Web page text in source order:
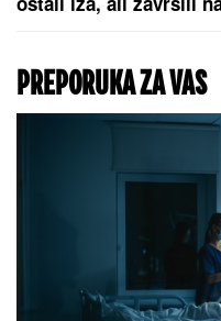
OVO JE NAJLEPŠA
sportista kupio kuću